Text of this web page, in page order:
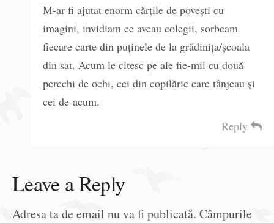
M-ar fi ajutat enorm cărțile de povești cu
imagini, invidiam ce aveau colegii, sorbeam
fiecare carte din puținele de la grădinița/școala
din sat. Acum le citesc pe ale fie-mii cu două
perechi de ochi, cei din copilărie care tânjeau și
cei de-acum.
Reply
Leave a Reply
Adresa ta de email nu va fi publicată. Câmpurile